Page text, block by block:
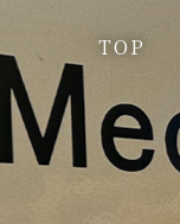
TOP